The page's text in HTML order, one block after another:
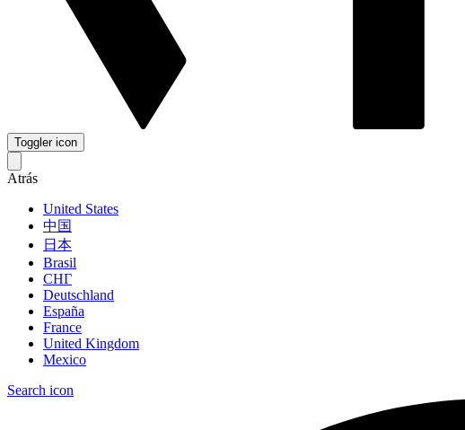
Toggler icon
Atrás
United States
中国
日本
Brasil
СНГ
Deutschland
España
France
United Kingdom
Mexico
Search icon